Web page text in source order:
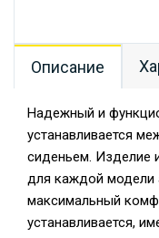
Описание
Надежный и
устанавливается
сиденьем. Изделие
для каждой модели
максимальный
устанавливается,